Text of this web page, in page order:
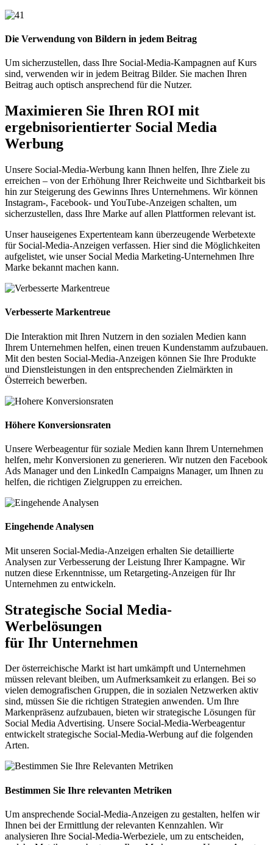
Die Verwendung von Bildern in jedem Beitrag
Um sicherzustellen, dass Ihre Social-Media-Kampagnen auf Kurs
sind, verwenden wir in jedem Beitrag Bilder. Sie machen Ihren
Beitrag auch optisch ansprechend für die Nutzer.
Maximieren Sie Ihren ROI mit
ergebnisorientierter Social Media
Werbung
Unsere Social-Media-Werbung kann Ihnen helfen, Ihre Ziele zu
erreichen – von der Erhöhung Ihrer Reichweite und Sichtbarkeit bis
hin zur Steigerung des Gewinns Ihres Unternehmens. Wir können
Instagram-, Facebook- und YouTube-Anzeigen schalten, um
sicherzustellen, dass Ihre Marke auf allen Plattformen relevant ist.
Unser hauseigenes Expertenteam kann überzeugende Werbetexte
für Social-Media-Anzeigen verfassen. Hier sind die Möglichkeiten
aufgelistet, wie unser Social Media Marketing-Unternehmen Ihre
Marke bekannt machen kann.
Verbesserte Markentreue
Die Interaktion mit Ihren Nutzern in den sozialen Medien kann
Ihrem Unternehmen helfen, einen treuen Kundenstamm aufzubauen.
Mit den besten Social-Media-Anzeigen können Sie Ihre Produkte
und Dienstleistungen in den entsprechenden Zielmärkten in
Österreich bewerben.
Höhere Konversionsraten
Unsere Werbeagentur für soziale Medien kann Ihrem Unternehmen
helfen, mehr Konversionen zu generieren. Wir nutzen den Facebook
Ads Manager und den LinkedIn Campaigns Manager, um Ihnen zu
helfen, die richtigen Zielgruppen zu erreichen.
Eingehende Analysen
Mit unseren Social-Media-Anzeigen erhalten Sie detaillierte
Analysen zur Verbesserung der Leistung Ihrer Kampagne. Wir
nutzen diese Erkenntnisse, um Retargeting-Anzeigen für Ihr
Unternehmen zu entwickeln.
Strategische Social Media-
Werbelösungen
für Ihr Unternehmen
Der österreichische Markt ist hart umkämpft und Unternehmen
müssen relevant bleiben, um Aufmerksamkeit zu erlangen. Bei so
vielen demografischen Gruppen, die in sozialen Netzwerken aktiv
sind, müssen Sie die richtigen Strategien anwenden. Um Ihre
Markenpräsenz aufzubauen, bieten wir strategische Lösungen für
Social Media Advertising. Unsere Social-Media-Werbeagentur
entwickelt strategische Social-Media-Werbung auf die folgenden
Arten.
Bestimmen Sie Ihre relevanten Metriken
Um ansprechende Social-Media-Anzeigen zu gestalten, helfen wir
Ihnen bei der Ermittlung der relevanten Kennzahlen. Wir
analysieren Ihre Social-Media-Werbeziele, um zu entscheiden,